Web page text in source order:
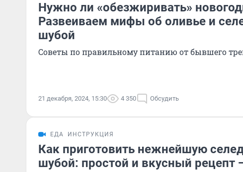
Нужно ли «обезжиривать»
Развеиваем мифы об оливье и
шубой
Советы по правильному питанию от бывшего
21 декабря, 2024, 15:30 4 350 Обсудить
ЕДА ИНСТРУКЦИЯ
Как приготовить нежнейшую
шубой: простой и вкусный рецепт